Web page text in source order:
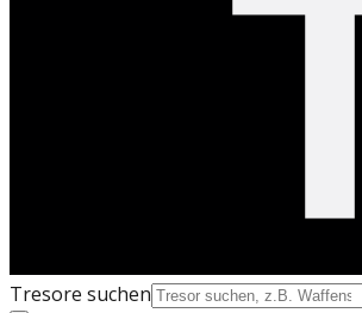
Tresore suchen